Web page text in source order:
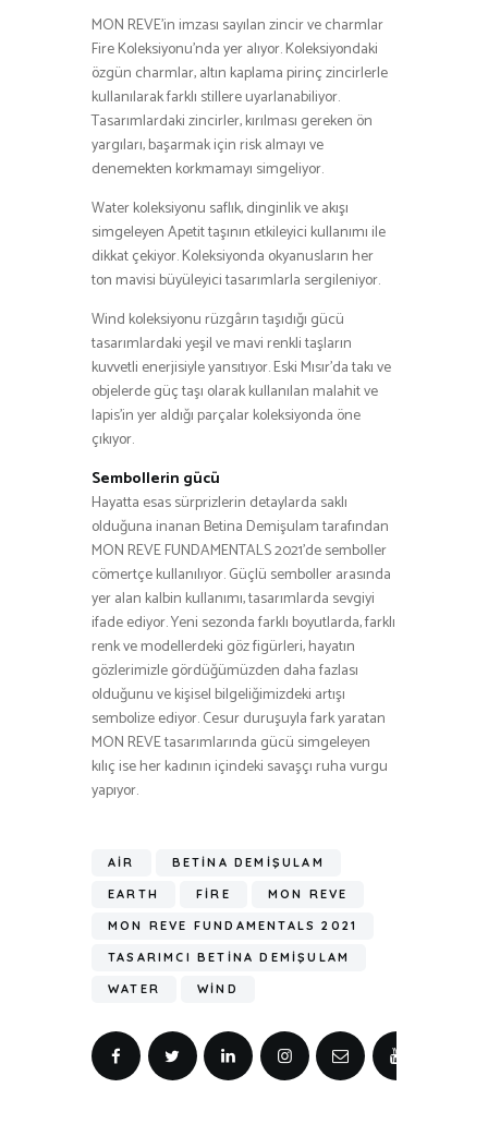
MON REVE’in imzası sayılan zincir ve charmlar
Fire Koleksiyonu’nda yer alıyor. Koleksiyondaki
özgün charmlar, altın kaplama pirinç zincirlerle
kullanılarak farklı stillere uyarlanabiliyor.
Tasarımlardaki zincirler, kırılması gereken ön
yargıları, başarmak için risk almayı ve
denemekten korkmamayı simgeliyor.
Water koleksiyonu saflık, dinginlik ve akışı
simgeleyen Apetit taşının etkileyici kullanımı ile
dikkat çekiyor. Koleksiyonda okyanusların her
ton mavisi büyüleyici tasarımlarla sergileniyor.
Wind koleksiyonu rüzgârın taşıdığı gücü
tasarımlardaki yeşil ve mavi renkli taşların
kuvvetli enerjisiyle yansıtıyor. Eski Mısır’da takı ve
objelerde güç taşı olarak kullanılan malahit ve
lapis’in yer aldığı parçalar koleksiyonda öne
çıkıyor.
Sembollerin gücü
Hayatta esas sürprizlerin detaylarda saklı
olduğuna inanan Betina Demişulam tarafından
MON REVE FUNDAMENTALS 2021’de semboller
cömertçe kullanılıyor. Güçlü semboller arasında
yer alan kalbin kullanımı, tasarımlarda sevgiyi
ifade ediyor. Yeni sezonda farklı boyutlarda, farklı
renk ve modellerdeki göz figürleri, hayatın
gözlerimizle gördüğümüzden daha fazlası
olduğunu ve kişisel bilgeliğimizdeki artışı
sembolize ediyor. Cesur duruşuyla fark yaratan
MON REVE tasarımlarında gücü simgeleyen
kılıç ise her kadının içindeki savaşçı ruha vurgu
yapıyor.
AIR BETINA DEMIŞULAM
EARTH FIRE MON REVE
MON REVE FUNDAMENTALS 2021
TASARIMCI BETINA DEMIŞULAM
WATER WIND